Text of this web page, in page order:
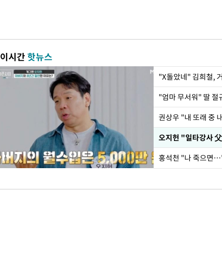
이시간핫뉴스
"X돌았네" 김희철,
권상우 "내 또래 중
홍석천 "나 죽으면